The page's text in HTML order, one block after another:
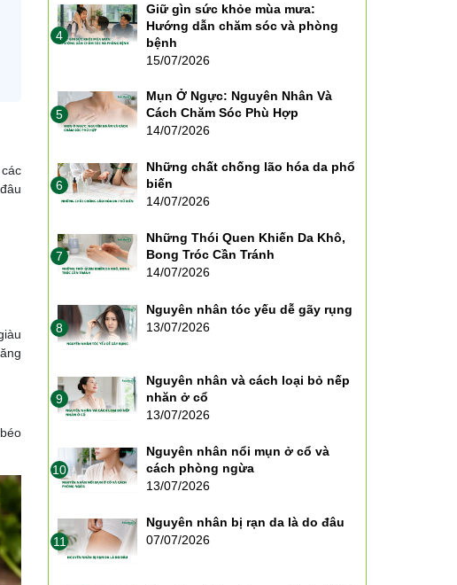
4
Giữ gìn sức khỏe mùa mưa:
Hướng dẫn chăm sóc và phòng
bệnh
15/07/2026
5
Mụn Ở Ngực: Nguyên Nhân Và
Cách Chăm Sóc Phù Hợp
14/07/2026
6
Những chất chống lão hóa da phổ
biến
14/07/2026
7
Những Thói Quen Khiến Da Khô,
Bong Tróc Cần Tránh
14/07/2026
8
Nguyên nhân tóc yếu dễ gãy rụng
13/07/2026
9
Nguyên nhân và cách loại bỏ nếp
nhăn ở cổ
13/07/2026
10
Nguyên nhân nổi mụn ở cổ và
cách phòng ngừa
13/07/2026
11
Nguyên nhân bị rạn da là do đâu
07/07/2026